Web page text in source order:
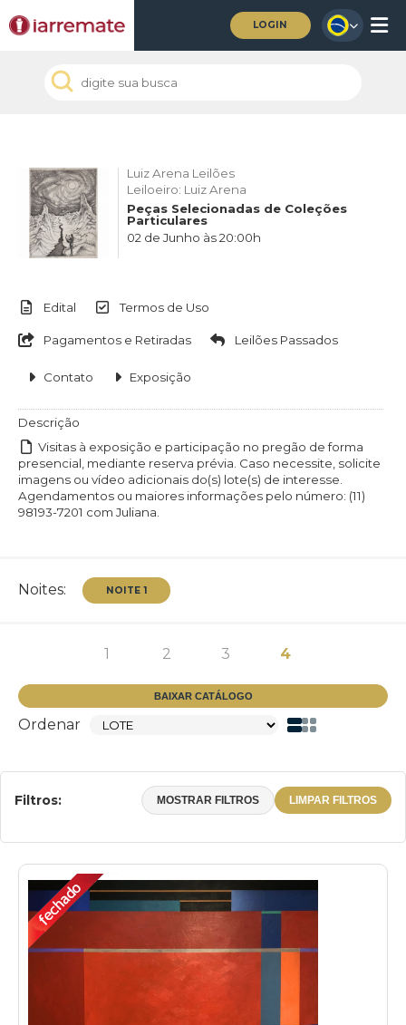
LOGIN
Luiz Arena Leilões
Leiloeiro: Luiz Arena
Peças Selecionadas de Coleções
Particulares
02 de Junho às 20:00h
Edital Termos de Uso
Pagamentos e Retiradas Leilões Passados
Contato Exposição
Descrição
Visitas à exposição e participação no pregão de forma
presencial, mediante reserva prévia. Caso necessite, solicite
imagens ou vídeo adicionais do(s) lote(s) de interesse.
Agendamentos ou maiores informações pelo número: (11)
98193-7201 com Juliana.
Noites:
1 2 3 4
BAIXAR CATÁLOGO
Ordenar
Filtros: MOSTRAR FILTROS LIMPAR FILTROS